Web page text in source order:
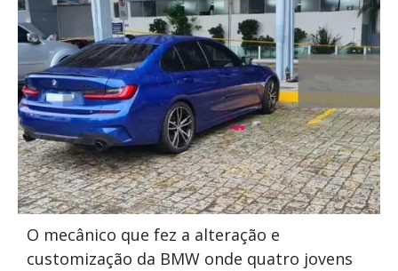
O mecânico que fez a alteração e
customização da BMW onde quatro jovens